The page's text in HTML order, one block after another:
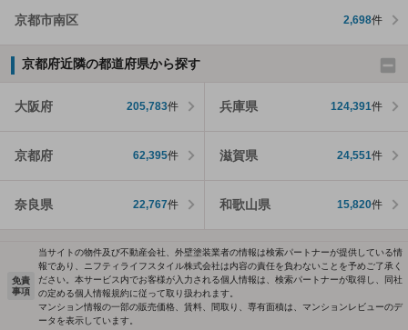
京都市南区 2,698件
京都府近隣の都道府県から探す
大阪府 205,783件 兵庫県 124,391件
京都府 62,395件 滋賀県 24,551件
奈良県 22,767件 和歌山県 15,820件
免責
事項
当サイトの物件及び不動産会社、外壁塗装業者の情報は検索パートナーが提供している情
報であり、ニフティライフスタイル株式会社は内容の責任を負わないことを予めご了承く
ださい。本サービス内でお客様が入力される個人情報は、検索パートナーが取得し、同社
の定める個人情報規約に従って取り扱われます。
マンション情報の一部の販売価格、賃料、間取り、専有面積は、マンションレビューのデ
ータを表示しています。